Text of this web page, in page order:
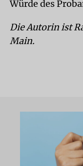
Würde des
Die Autorin ist
Main.